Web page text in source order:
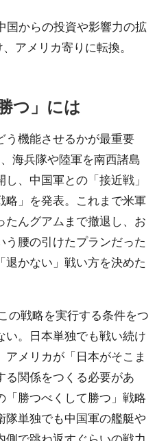
国からの投資や影響力の拡
アメリカ寄りに転換。
つ」には
う機能させるかが最重要
海兵隊や陸軍を南西諸島
、中国軍との「接近戦」
略」を発表。これまで米軍
たんグアムまで撤退し、お
う腰の引けたプランだった
かない」戦い方を決めた
の戦略を実行する条件をつ
い。日本単独でも戦い続け
アメリカが「日本がそこま
る関係をつくる必要があ
「勝つべくして勝つ」戦略
隊単独でも中国軍の艦艇や